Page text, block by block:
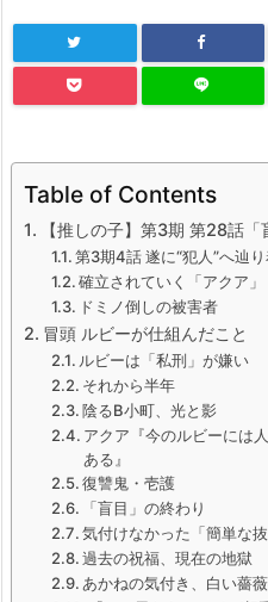
Table of Contents
【推しの子】第3期 第28話「
第3期4話 遂に“犯人”へ辿
確立されていく「アクア」
ドミノ倒しの被害者
冒頭 ルビーが仕組んだこと
ルビーは「私刑」が嫌い
それから半年
陰るB小町、光と影
アクア『今のルビーには
ある』
復讐鬼・壱護
「盲目」の終わり
気付けなかった「簡単な抜
過去の祝福、現在の地獄
あかねの気付き、白い薔